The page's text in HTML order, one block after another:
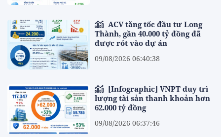
ACV tăng tốc đầu tư Long
Thành, gần 40.000 tỷ đồng đã
được rót vào dự án
09/08/2026 06:40:38
lượng tài sản thanh khoản hơn
62.000 tỷ đồng
09/08/2026 06:37:46